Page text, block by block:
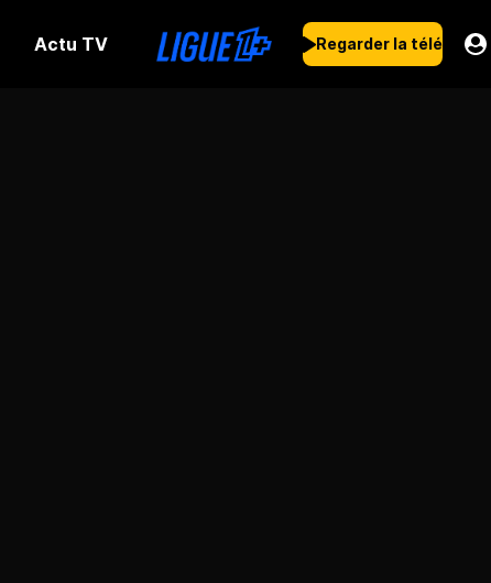
Actu TV Regarder la télé